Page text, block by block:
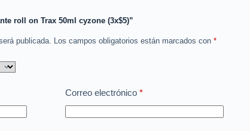
roll on Trax 50ml cyzone (3x$5)”
publicada. Los campos obligatorios están marcados con *
Correo electrónico*